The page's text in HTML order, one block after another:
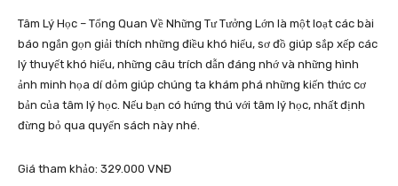
Tâm Lý Học – Tổng Quan Về Những Tư Tưởng Lớn là một loạt các bài
báo ngắn gọn giải thích những điều khó hiểu, sơ đồ giúp sắp xếp các
lý thuyết khó hiểu, những câu trích dẫn đáng nhớ và những hình
ảnh minh họa dí dỏm giúp chúng ta khám phá những kiến ​​thức cơ
bản của tâm lý học. Nếu bạn có hứng thú với tâm lý học, nhất định
đừng bỏ qua quyển sách này nhé.
Giá tham khảo: 329.000 VNĐ